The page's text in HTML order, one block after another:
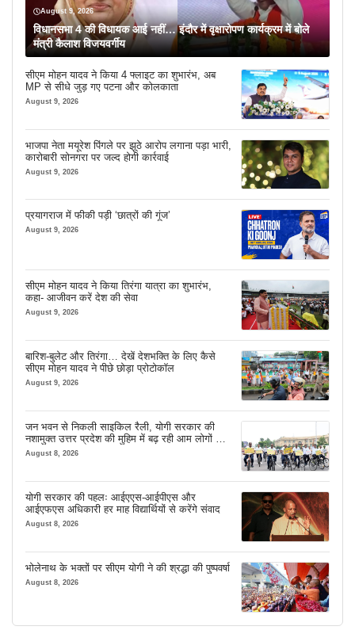
August 9, 2026
विधानसभा 4 की विधायक आई नहीं… इंदौर में वृक्षारोपण कार्यक्रम में बोले
मंत्री कैलाश विजयवर्गीय
सीएम मोहन यादव ने किया 4 फ्लाइट का शुभारंभ, अब
MP से सीधे जुड़ गए पटना और कोलकाता
August 9, 2026
भाजपा नेता मयूरेश पिंगले पर झूठे आरोप लगाना पड़ा भारी,
कारोबारी सोनगरा पर जल्द होगी कार्रवाई
August 9, 2026
प्रयागराज में फीकी पड़ी ‘छात्रों की गूंज’
August 9, 2026
सीएम मोहन यादव ने किया तिरंगा यात्रा का शुभारंभ,
कहा- आजीवन करें देश की सेवा
August 9, 2026
बारिश-बुलेट और तिरंगा… देखें देशभक्ति के लिए कैसे
सीएम मोहन यादव ने पीछे छोड़ा प्रोटोकॉल
August 9, 2026
जन भवन से निकली साइकिल रैली, योगी सरकार की
नशामुक्त उत्तर प्रदेश की मुहिम में बढ़ रही आम लोगों की
भागीदारी
August 8, 2026
योगी सरकार की पहलः आईएएस-आईपीएस और
आईएफएस अधिकारी हर माह विद्यार्थियों से करेंगे संवाद
August 8, 2026
भोलेनाथ के भक्तों पर सीएम योगी ने की श्रद्धा की पुष्पवर्षा
August 8, 2026